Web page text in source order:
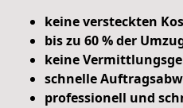
keine versteckten
bis zu 60 % der
keine
schnelle
professionell und